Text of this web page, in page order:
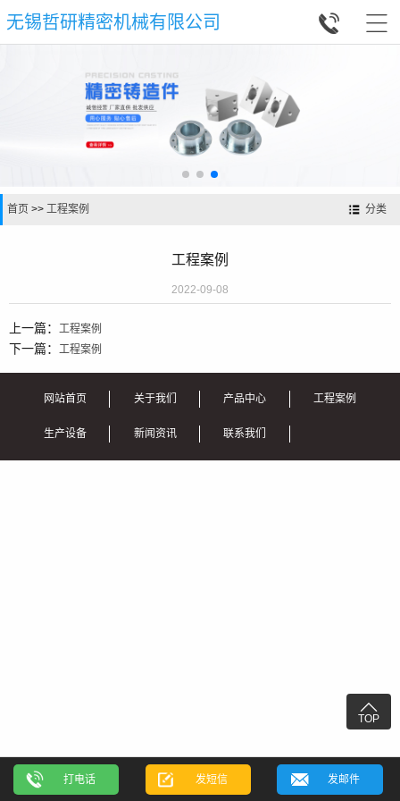
无锡哲研精密机械有限公司 

分类
首页 >> 工程案例
工程案例
2022-09-08
上一篇： 工程案例
下一篇： 工程案例

TOP
网站首页 关于我们 产品中心 工程案例
生产设备 新闻资讯 联系我们
打电话 发短信 发邮件